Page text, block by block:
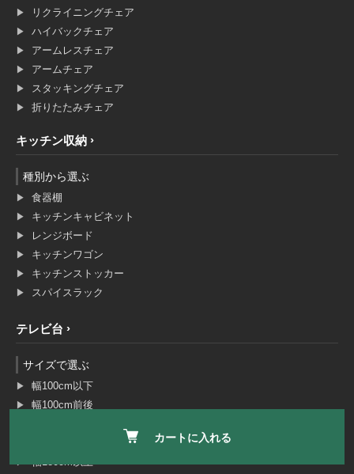
カートに入れる
リクライニングチェア
ハイバックチェア
アームレスチェア
アームチェア
スタッキングチェア
折りたたみチェア
キッチン収納
種別から選ぶ
食器棚
キッチンキャビネット
レンジボード
キッチンワゴン
キッチンストッカー
スパイスラック
テレビ台
サイズで選ぶ
幅100cm以下
幅100cm前後